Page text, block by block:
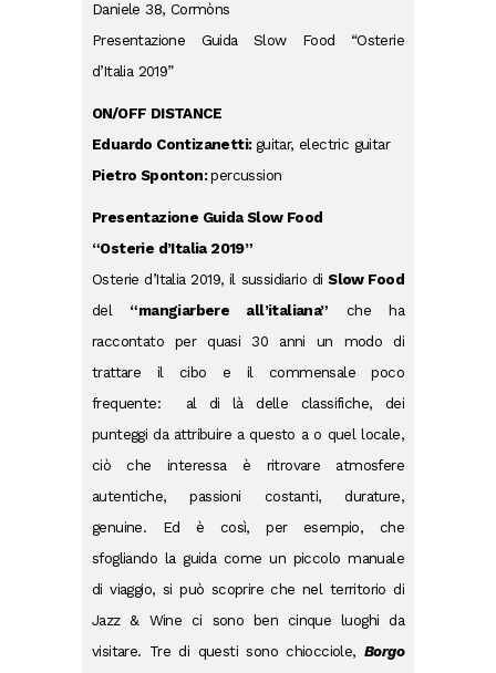
Daniele 38, Cormòns
Presentazione Guida Slow Food “Osterie
d’Italia 2019”
ON/OFF DISTANCE
Eduardo Contizanetti: guitar, electric guitar
Pietro Sponton:percussion
Presentazione Guida Slow Food
“Osterie d’Italia 2019”
Osterie d’Italia 2019, il sussidiario diSlow Food
del “mangiarbere all’italiana” che ha
raccontato per quasi 30 anni un modo di
trattare il cibo e il commensale poco
frequente: al di là delle classifiche, dei
punteggi da attribuire a questo a o quel locale,
ciò che interessa è ritrovare atmosfere
autentiche, passioni costanti, durature,
genuine. Ed è così, per esempio, che
sfogliando la guida come un piccolo manuale
di viaggio, si può scoprire che nel territorio di
Jazz & Wine ci sono ben cinque luoghi da
visitare. Tre di questi sono chiocciole, Borgo